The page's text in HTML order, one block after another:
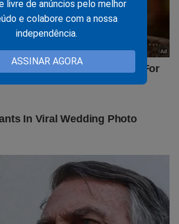
livre de anúncios pelo melhor
e colabore com a nossa
independência.
ASSINAR AGORA